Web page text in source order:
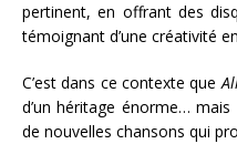
pertinent, en offrant des
témoignant d’une créativité
C’est dans ce contexte que
d’un héritage énorme… mais
de nouvelles chansons qui